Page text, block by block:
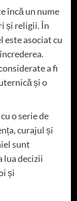
încă un nume
și religii. În
este asociat cu
a fi
și o
o serie de
curajul și
sunt
lua decizii
și